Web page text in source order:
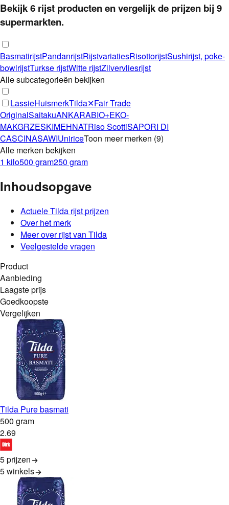
Bekijk6 rijst productenen vergelijk de prijzen bij 9
supermarkten.
BasmatirijstPandanrijstRijstvariatiesRisottorijstSushirijst, poke-
bowlrijstTurkse rijstWitte rijstZilvervliesrijst
Alle subcategorieën bekijken
LassieHuismerkTilda✕Fair Trade
OriginalSaitakuANKARABIO+EKO-
MAKGRZESKIMEHNATRiso ScottiSAPORI DI
CASCINASAWIUniriceToon meer merken (9)
Alle merken bekijken
1 kilo500 gram250 gram
Inhoudsopgave
ActueleTilda rijstprijzen
Over het merk
Meer over rijst van Tilda
Veelgestelde vragen
Product
Aanbieding
Laagste prijs
Goedkoopste
Vergelijken
Tilda Pure basmati
500 gram
2.69
5 prijzen
5winkels